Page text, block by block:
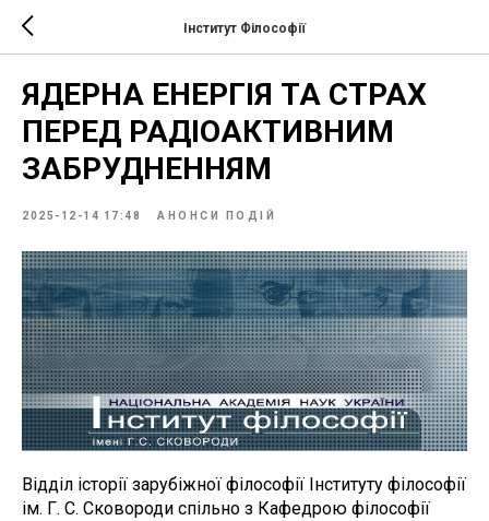
Інститут Філософії
ЯДЕРНА ЕНЕРГІЯ ТА СТРАХ
ПЕРЕД РАДІОАКТИВНИМ
ЗАБРУДНЕННЯМ
2025-12-14 17:48 АНОНСИ ПОДІЙ
Відділ історії зарубіжної філософії Інституту філософії
ім. Г. С. Сковороди спільно з Кафедрою філософії